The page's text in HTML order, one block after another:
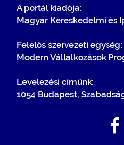
A portál kiadója:
Magyar Kereskedelmi és
Felelős szervezeti egység:
Modern Vállalkozások
Levelezési címünk:
1054 Budapest,